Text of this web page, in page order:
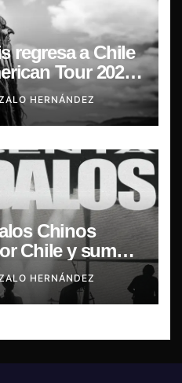
regresa a Chile
Tour 2026”
en Sala RBX
HERNÁNDEZ
Chinos
Chile y suma
HERNÁNDEZ